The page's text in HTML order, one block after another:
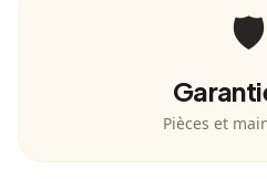
🛡️
Pièces et